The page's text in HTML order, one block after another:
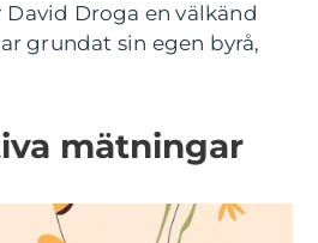
Droga en välkänd
grundat sin egen byrå,
mätningar